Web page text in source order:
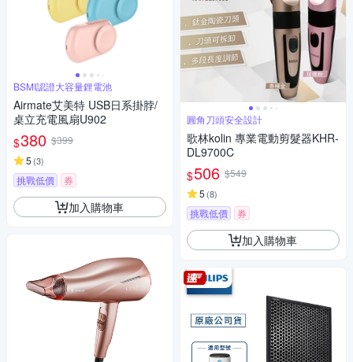
BSMI認證大容量鋰電池
Airmate艾美特 USB日系掛脖/
桌立充電風扇U902
$380 $399
5 (3)
挑戰低價 券
加入購物車
圓角刀頭安全設計
歌林kolin 專業電動剪髮器KHR-
DL9700C
$506 $549
5 (8)
挑戰低價 券
加入購物車